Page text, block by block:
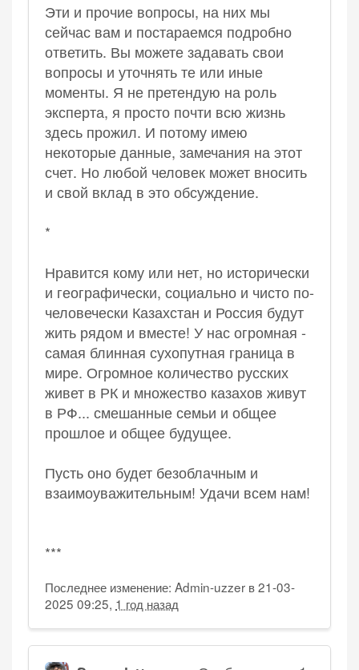
Эти и прочие вопросы, на них мы
сейчас вам и постараемся подробно
ответить. Вы можете задавать свои
вопросы и уточнять те или иные
моменты. Я не претендую на роль
эксперта, я просто почти всю жизнь
здесь прожил. И потому имею
некоторые данные, замечания на этот
счет. Но любой человек может вносить
и свой вклад в это обсуждение.
*
Нравится кому или нет, но исторически
и географически, социально и чисто по-
человечески Казахстан и Россия будут
жить рядом и вместе! У нас огромная -
самая блинная сухопутная граница в
мире. Огромное количество русских
живет в РК и множество казахов живут
в РФ... смешанные семьи и общее
прошлое и общее будущее.
Пусть оно будет безоблачным и
взаимоуважительным! Удачи всем нам!
***
Последнее изменение: Admin-uzzer в 21-03-
2025 09:25, 1 год назад